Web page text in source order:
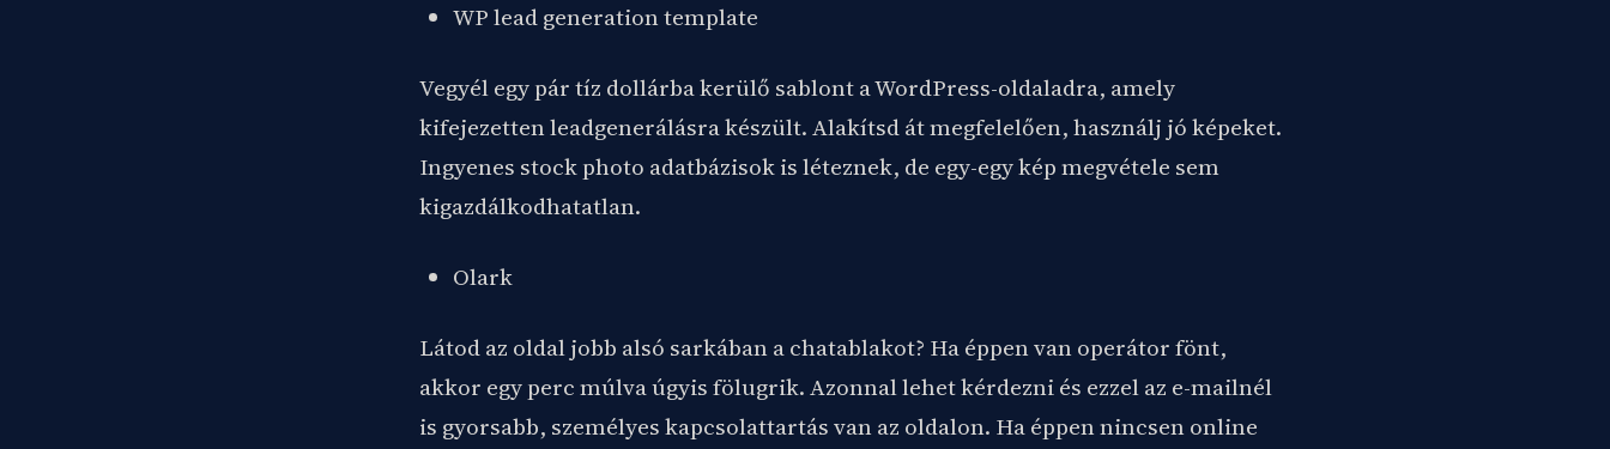
WP lead generation template
Vegyél egy pár tíz dollárba kerülő sablont a WordPress-oldaladra, amely
kifejezetten leadgenerálásra készült. Alakítsd át megfelelően, használj jó képeket.
Ingyenes stock photo adatbázisok is léteznek, de egy-egy kép megvétele sem
kigazdálkodhatatlan.
Olark
Látod az oldal jobb alsó sarkában a chatablakot? Ha éppen van operátor fönt,
akkor egy perc múlva úgyis fölugrik. Azonnal lehet kérdezni és ezzel az e-mailnél
is gyorsabb, személyes kapcsolattartás van az oldalon. Ha éppen nincsen online